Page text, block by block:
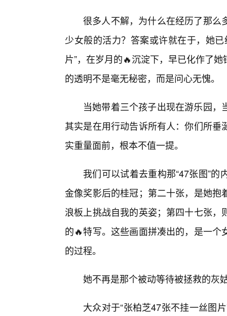
很多人不解，为什么在经历了那么
少女般的活力？答案或许就在于，她
片”，在岁月的🔥沉淀下，早已化作了
的透明不是毫无秘密，而是问心无愧。
当她带着三个孩子出现在游乐园
其实是在用行动告诉所有人：你们所
实重量面前，根本不值一提。
我们可以试着去重构那“47张图”
金像奖影后的桂冠；第二十张，是她
浪板上挑战自我的英姿；第四十七张
的🔥特写。这些画面拼凑出的，是一
的过程。
她不再是那个被动等待被拯救的灰
大众对于“张柏芝47张不挂一丝图